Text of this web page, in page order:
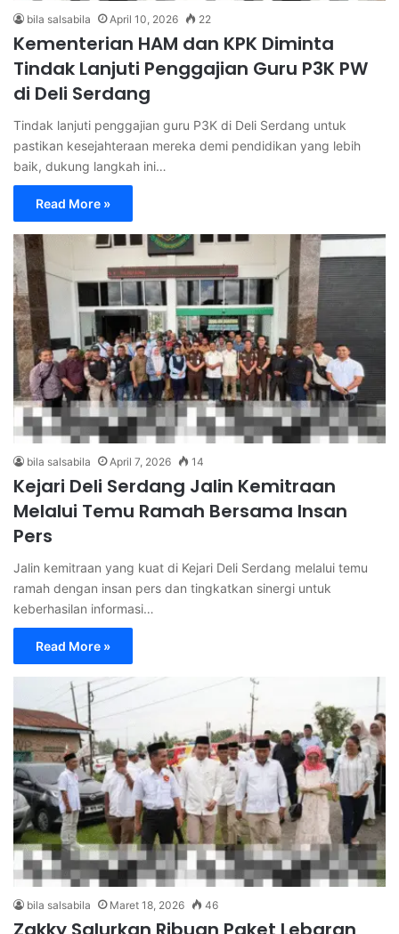
bila salsabila April 10, 2026 22
Kementerian HAM dan KPK Diminta
Tindak Lanjuti Penggajian Guru P3K PW
di Deli Serdang
Tindak lanjuti penggajian guru P3K di Deli Serdang untuk
pastikan kesejahteraan mereka demi pendidikan yang lebih
baik, dukung langkah ini…
Read More »
bila salsabila April 7, 2026 14
Kejari Deli Serdang Jalin Kemitraan
Melalui Temu Ramah Bersama Insan
Pers
Jalin kemitraan yang kuat di Kejari Deli Serdang melalui temu
ramah dengan insan pers dan tingkatkan sinergi untuk
keberhasilan informasi…
Read More »
bila salsabila Maret 18, 2026 46